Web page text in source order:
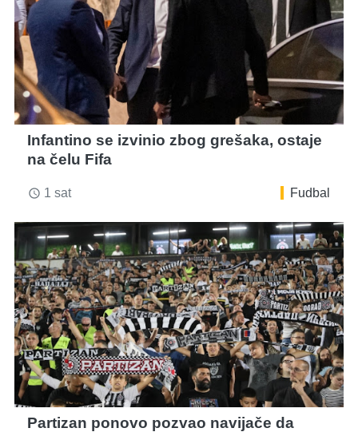
Infantino se izvinio zbog grešaka, ostaje
na čelu Fifa
access_time 1 sat Fudbal
Partizan ponovo pozvao navijače da